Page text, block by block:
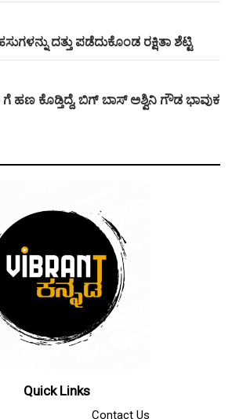
ದತ್ತು ಪಡೆದುಕೊಂಡ ರಕ್ಷಿತಾ ಶೆಟ್ಟಿ
ಗೆ ಹಣ ಕೊಡ್ತಿದ್ದೆ, ಬಿಗ್ ಬಾಸ್ ಅಶ್ವಿನಿ ಗೌಡ ಭಾವುಕ
Quick Links
Contact Us